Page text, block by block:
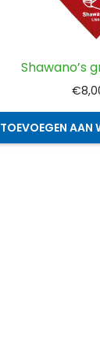
Shawano’s
€
TOEVOEGEN AAN